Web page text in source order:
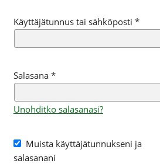
Käyttäjätunnus tai sähköposti *
Salasana *
Unohditko salasanasi?
Muista käyttäjätunnukseni ja
salasanani